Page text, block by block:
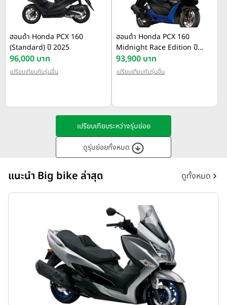
ฮอนด้า Honda PCX 160
(Standard) ปี 2025
96,000 บาท
เปรียบเทียบกับรุ่นอื่น
ฮอนด้า Honda PCX 160
Midnight Race Edition ปี
2023
93,900 บาท
เปรียบเทียบกับรุ่นอื่น
เปรียบเทียบระหว่างรุ่นย่อย
ดูรุ่นย่อยทั้งหมด
แนะนำ Big bike ล่าสุด ดูทั้งหมด